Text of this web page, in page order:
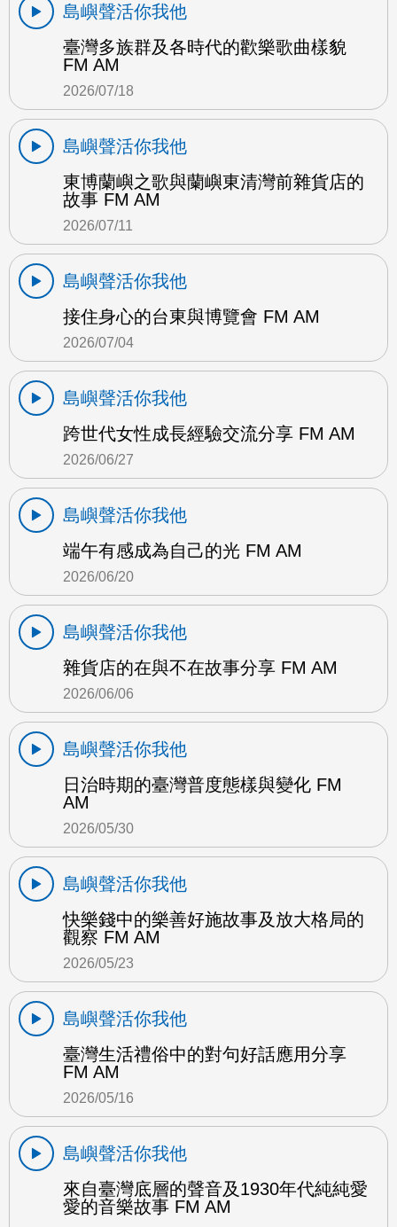
島嶼聲活你我他
臺灣多族群及各時代的歡樂歌曲樣貌
FM AM
2026/07/18
島嶼聲活你我他
東博蘭嶼之歌與蘭嶼東清灣前雜貨店的
故事 FM AM
2026/07/11
島嶼聲活你我他
接住身心的台東與博覽會 FM AM
2026/07/04
島嶼聲活你我他
跨世代女性成長經驗交流分享 FM AM
2026/06/27
島嶼聲活你我他
端午有感成為自己的光 FM AM
2026/06/20
島嶼聲活你我他
雜貨店的在與不在故事分享 FM AM
2026/06/06
島嶼聲活你我他
日治時期的臺灣普度態樣與變化 FM
AM
2026/05/30
島嶼聲活你我他
快樂錢中的樂善好施故事及放大格局的
觀察 FM AM
2026/05/23
島嶼聲活你我他
臺灣生活禮俗中的對句好話應用分享
FM AM
2026/05/16
島嶼聲活你我他
來自臺灣底層的聲音及1930年代純純愛
愛的音樂故事 FM AM